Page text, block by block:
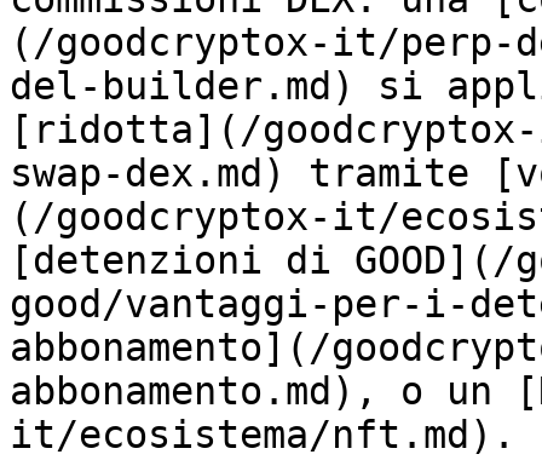
(/goodcryptox-it/perp-
del-builder.md) si
[ridotta](/goodcryptox-
swap-dex.md) tramite
(/goodcryptox-it/
[detenzioni di
good/vantaggi-per-i-
abbonamento](/
abbonamento.md), o
it/ecosistema/nft.md).